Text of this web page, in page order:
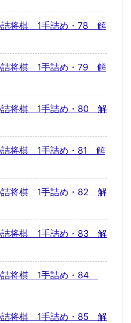
詰将棋 1手詰め・78 解
詰将棋 1手詰め・79 解
詰将棋 1手詰め・80 解
詰将棋 1手詰め・81 解
詰将棋 1手詰め・82 解
詰将棋 1手詰め・83 解
詰将棋 1手詰め・84
詰将棋 1手詰め・85 解